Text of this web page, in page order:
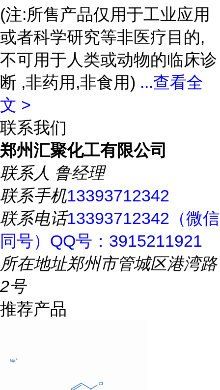
(注:所售产品仅用于工业应用
或者科学研究等非医疗目的,
不可用于人类或动物的临床诊
断 ,非药用,非食用) ...查看全
文 >
联系我们
郑州汇聚化工有限公司
联系人 鲁经理
联系手机13393712342
联系电话13393712342（微信
同号）QQ号：3915211921
所在地址郑州市管城区港湾路
2号
推荐产品